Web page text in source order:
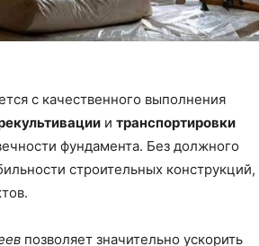
с качественного выполнения
и транспортировки
фундамента. Без должного
строительных конструкций,
позволяет значительно ускорить